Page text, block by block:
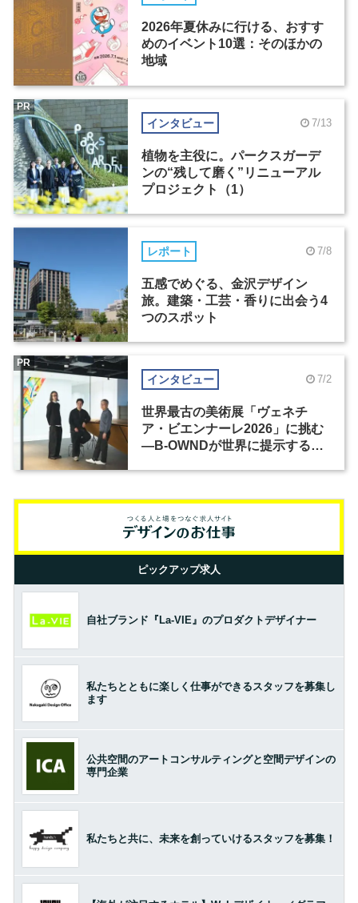
2026年夏休みに行ける、おすす
めのイベント10選：そのほかの
地域
インタビュー 7/13
植物を主役に。パークスガーデ
ンの“残して磨く”リニューアル
プロジェクト（1）
PR
レポート 7/8
五感でめぐる、金沢デザイン
旅。建築・工芸・香りに出会う4
つのスポット
インタビュー 7/2
世界最古の美術展「ヴェネチ
ア・ビエンナーレ2026」に挑む
―B-OWNDが世界に提示する美
PR
ピックアップ求人
自社ブランド『La-VIE』のプロダクトデザイナー
私たちとともに楽しく仕事ができるスタッフを募集し
ます
公共空間のアートコンサルティングと空間デザインの
専門企業
私たちと共に、未来を創っていけるスタッフを募集！